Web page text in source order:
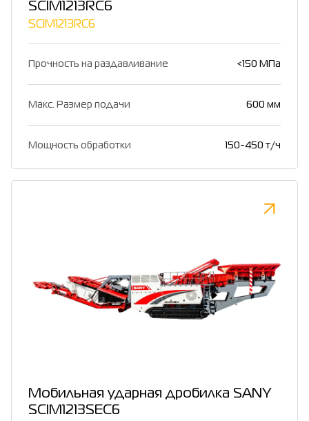
SCIM1213RC6
SCIM1213RC6
Прочность на раздавливание <150 МПа
Макс. Размер подачи 600 мм
Мощность обработки 150-450 т/ч
Мобильная ударная дробилка SANY
SCIM1213SEC6